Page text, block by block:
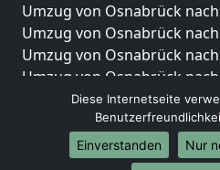
Umzug von Osnabrück
Umzug von Osnabrück
Umzug von Osnabrück
Umzug von Osnabrück
Umzug von Osnabrück
Umzug von Osnabrück
Umzug von Osnabrück
Diese Internetseite
Einverstanden
Nur